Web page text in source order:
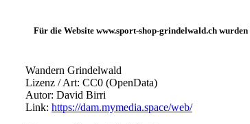
Für die Website www.sport-shop-grindelwald.ch
Wandern Grindelwald
Lizenz / Art: CC0 (OpenData)
Autor: David Birri
Link: https://dam.mymedia.space/web/